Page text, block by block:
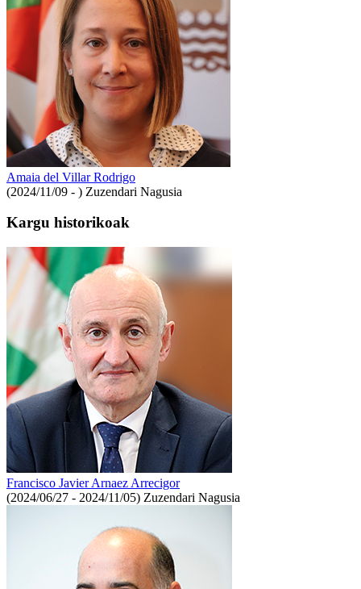
Amaia del Villar Rodrigo
(2024/11/09 - ) Zuzendari Nagusia
Kargu historikoak
Francisco Javier Arnaez Arrecigor
(2024/06/27 - 2024/11/05) Zuzendari Nagusia